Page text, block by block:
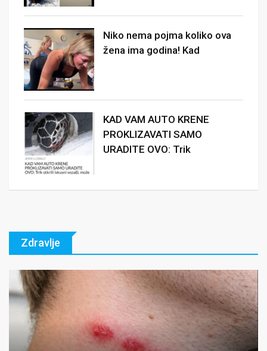
Niko nema pojma koliko ova
žena ima godina! Kad
KAD VAM AUTO KRENE
PROKLIZAVATI SAMO
URADITE OVO: Trik
Zdravlje